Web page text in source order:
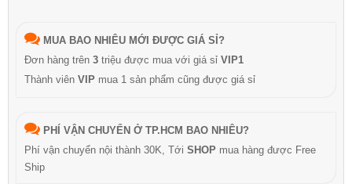
MUA BAO NHIÊU MỚI ĐƯỢC GIÁ SỈ?
Đơn hàng trên 3 triệu được mua với giá sỉ VIP1
Thành viên VIP mua 1 sản phẩm cũng được giá sỉ
PHÍ VẬN CHUYỂN Ở TP.HCM BAO NHIÊU?
Phí vận chuyển nội thành 30K, Tới SHOP mua hàng được Free
Ship